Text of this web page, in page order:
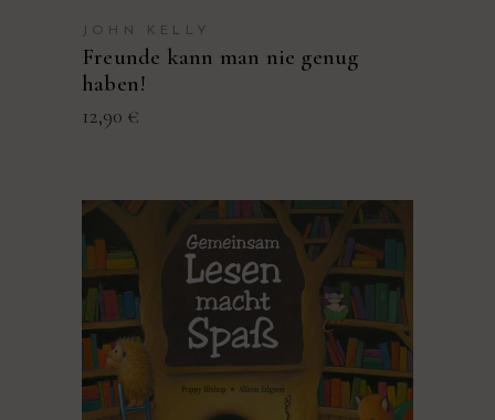
JOHN KELLY
Freunde kann man nie genug
haben!
12,90 €
PRODUKT KAUFEN